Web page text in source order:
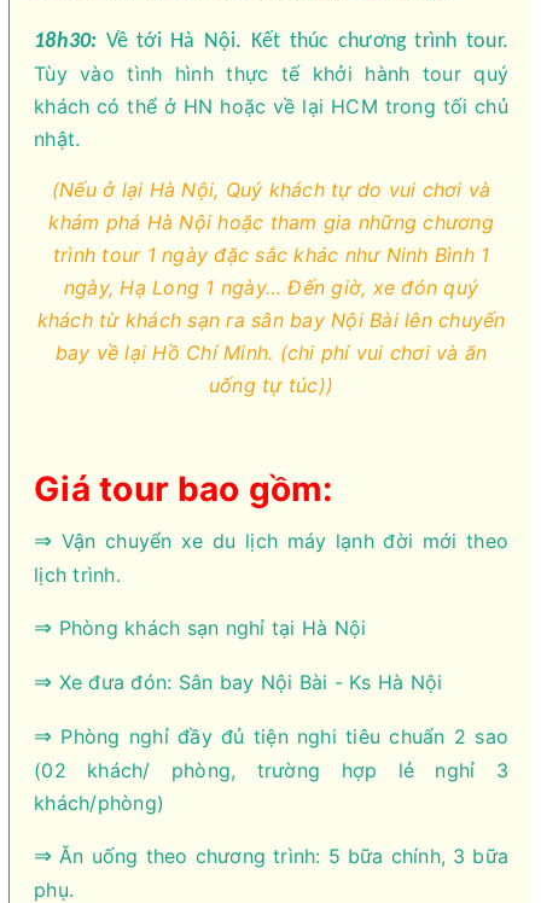
18h30: Về tới Hà Nội. Kết thúc chương trình tour.
Tùy vào tình hình thực tế khởi hành tour quý
khách có thể ở HN hoặc về lại HCM trong tối chủ
nhật.
(Nếu ở lại Hà Nội, Quý khách tự do vui chơi và
khám phá Hà Nội hoặc tham gia những chương
trình tour 1 ngày đặc sắc khác như Ninh Bình 1
ngày, Hạ Long 1 ngày… Đến giờ, xe đón quý
khách từ khách sạn ra sân bay Nội Bài lên chuyến
bay về lại Hồ Chí Minh. (chi phí vui chơi và ăn
uống tự túc))
Giá tour bao gồm:
⇒ Vận chuyển xe du lịch máy lạnh đời mới theo
lịch trình.
⇒ Phòng khách sạn nghỉ tại Hà Nội
⇒ Xe đưa đón: Sân bay Nội Bài - Ks Hà Nội
⇒ Phòng nghỉ đầy đủ tiện nghi tiêu chuẩn 2 sao
(02 khách/ phòng, trường hợp lẻ nghỉ 3
khách/phòng)
⇒ Ăn uống theo chương trình: 5 bữa chính, 3 bữa
phụ.